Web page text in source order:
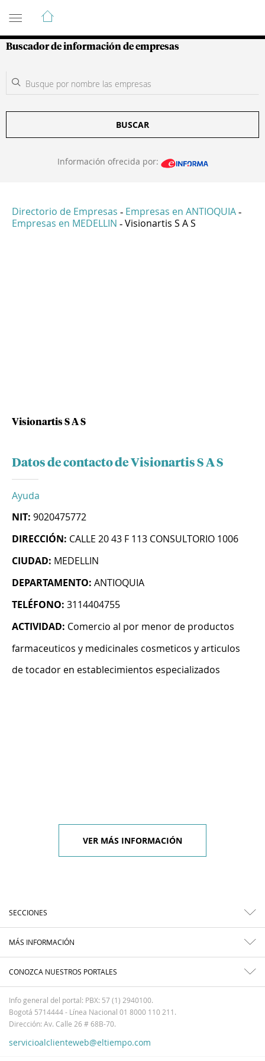
Guía de Empresas Colombianas
Buscador de información de empresas
BUSCAR
Información ofrecida por:
Directorio de Empresas - Empresas en ANTIOQUIA -
Empresas en MEDELLIN - Visionartis S A S
Visionartis S A S
Datos de contacto de Visionartis S A S
Ayuda
NIT: 9020475772
DIRECCIÓN: CALLE 20 43 F 113 CONSULTORIO 1006
CIUDAD: MEDELLIN
DEPARTAMENTO: ANTIOQUIA
TELÉFONO: 3114404755
ACTIVIDAD: Comercio al por menor de productos
farmaceuticos y medicinales cosmeticos y articulos
de tocador en establecimientos especializados
VER MÁS INFORMACIÓN
SECCIONES
MÁS INFORMACIÓN
CONOZCA NUESTROS PORTALES
Info general del portal: PBX: 57 (1) 2940100.
Bogotá 5714444 - Línea Nacional 01 8000 110 211.
Dirección: Av. Calle 26 # 68B-70.
servicioalclienteweb@eltiempo.com